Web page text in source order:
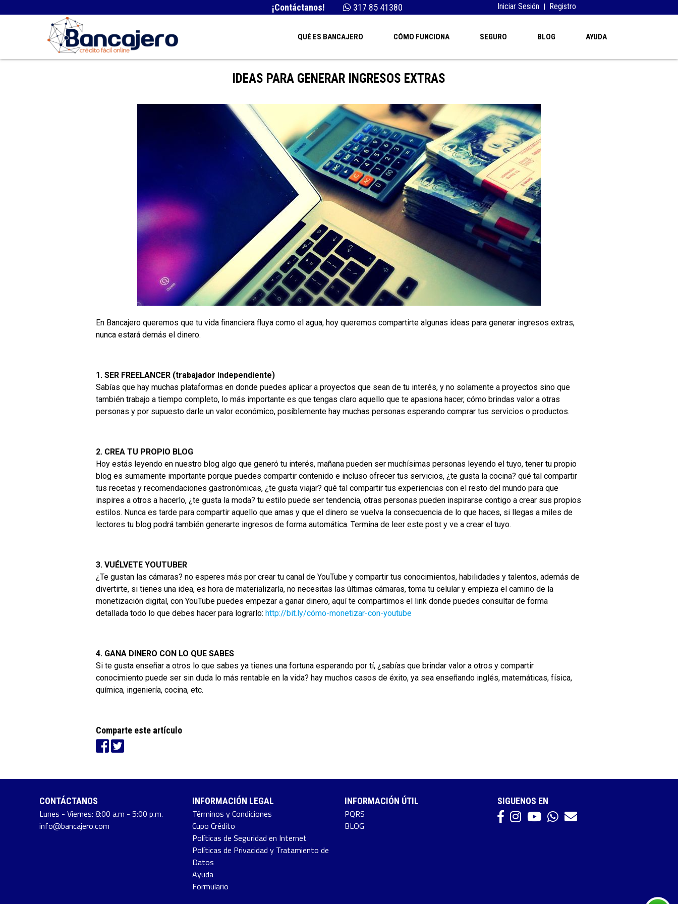
¡Contáctanos! 317 85 41380 Iniciar Sesión | Registro
QUÉ ES BANCAJERO CÓMO FUNCIONA SEGURO BLOG AYUDA
IDEAS PARA GENERAR INGRESOS EXTRAS
En Bancajero queremos que tu vida financiera fluya como el agua, hoy queremos compartirte algunas ideas para generar ingresos extras,
nunca estará demás el dinero.
1. SER FREELANCER (trabajador independiente)
Sabías que hay muchas plataformas en donde puedes aplicar a proyectos que sean de tu interés, y no solamente a proyectos sino que
también trabajo a tiempo completo, lo más importante es que tengas claro aquello que te apasiona hacer, cómo brindas valor a otras
personas y por supuesto darle un valor económico, posiblemente hay muchas personas esperando comprar tus servicios o productos.
2. CREA TU PROPIO BLOG
Hoy estás leyendo en nuestro blog algo que generó tu interés, mañana pueden ser muchísimas personas leyendo el tuyo, tener tu propio
blog es sumamente importante porque puedes compartir contenido e incluso ofrecer tus servicios, ¿te gusta la cocina? qué tal compartir
tus recetas y recomendaciones gastronómicas, ¿te gusta viajar? qué tal compartir tus experiencias con el resto del mundo para que
inspires a otros a hacerlo, ¿te gusta la moda? tu estilo puede ser tendencia, otras personas pueden inspirarse contigo a crear sus propios
estilos. Nunca es tarde para compartir aquello que amas y que el dinero se vuelva la consecuencia de lo que haces, si llegas a miles de
lectores tu blog podrá también generarte ingresos de forma automática. Termina de leer este post y ve a crear el tuyo.
3. VUÉLVETE YOUTUBER
¿Te gustan las cámaras? no esperes más por crear tu canal de YouTube y compartir tus conocimientos, habilidades y talentos, además de
divertirte, si tienes una idea, es hora de materializarla, no necesitas las últimas cámaras, toma tu celular y empieza el camino de la
monetización digital, con YouTube puedes empezar a ganar dinero, aquí te compartimos el link donde puedes consultar de forma
detallada todo lo que debes hacer para lograrlo: http://bit.ly/cómo-monetizar-con-youtube
4. GANA DINERO CON LO QUE SABES
Si te gusta enseñar a otros lo que sabes ya tienes una fortuna esperando por tí, ¿sabías que brindar valor a otros y compartir
conocimiento puede ser sin duda lo más rentable en la vida? hay muchos casos de éxito, ya sea enseñando inglés, matemáticas, física,
química, ingeniería, cocina, etc.
Comparte este artículo
CONTÁCTANOS
Lunes - Viernes: 8:00 a.m - 5:00 p.m.
info@bancajero.com
INFORMACIÓN LEGAL
Términos y Condiciones
Cupo Crédito
Políticas de Seguridad en Internet
Políticas de Privacidad y Tratamiento de
Datos
Ayuda
Formulario
INFORMACIÓN ÚTIL
PQRS
BLOG
SIGUENOS EN